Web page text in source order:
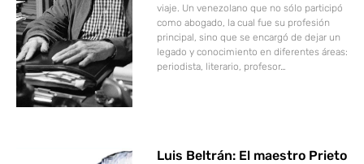
viaje. Un venezolano que no sólo participó
como abogado, la cual fue su profesión
principal, sino que se encargó de dejar un
legado y conocimiento en diferentes áreas:
periodista, literario, profesor…
Luis Beltrán: El maestro Prieto